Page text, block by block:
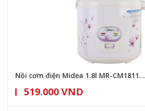
Nồi cơm điện Midea 1.8l MR-CM1811...
519.000 VND